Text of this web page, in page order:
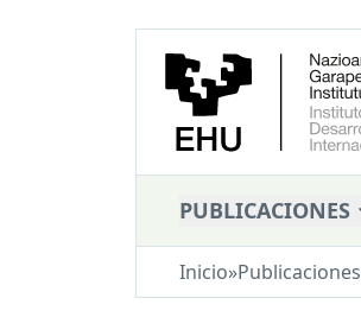
PUBLICACIONES
Inicio»Publicaciones